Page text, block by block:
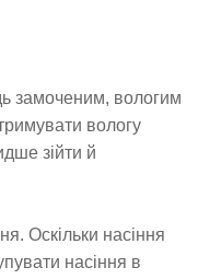
замоченим, вологим
вологу
зійти й
Оскільки насіння
насіння в